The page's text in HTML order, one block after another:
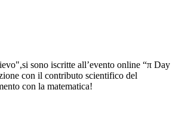
sono iscritte all’evento online “π Day
con il contributo scientifico del
con la matematica!